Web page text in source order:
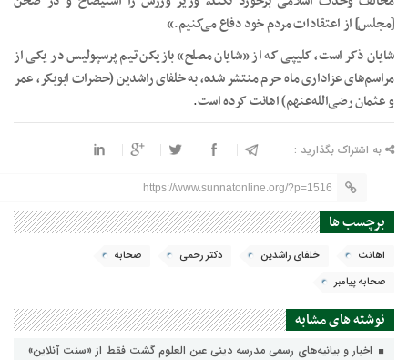
[مجلس] از اعتقادات مردم خود دفاع می‌کنیم.»
شایان ذکر است، کلیپی که از «شایان مصلح» بازیکن تیم پرسپولیس در یکی از
مراسم‌های عزاداری ماه حرم منتشر شده، به خلفای راشدین (حضرات ابوبکر، عمر
و عثمان رضی‌الله‌عنهم)‌ اهانت کرده است.
به اشتراک بگذارید :
https://www.sunnatonline.org/?p=1516
برچسب ها
اهانت خلفای راشدین دکتر رحمی
صحابه
صحابه پیامبر
نوشته های مشابه
اخبار و بیانیه‌های رسمی مدرسه دینی عین العلوم گشت فقط از «سنت آنلاین»